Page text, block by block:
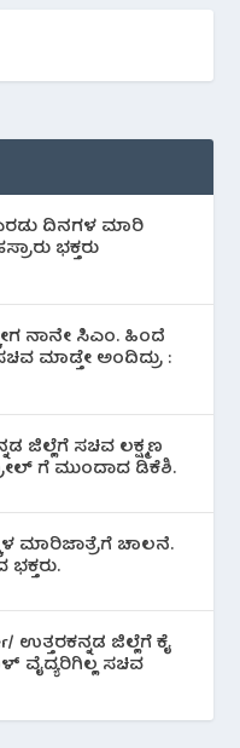
ಎರಡು ದಿನಗಳ ಮಾರಿ
ಭಕ್ತರು
ನಾನೇ ಸಿಎಂ. ಹಿಂದೆ
ಮಾಡ್ತೇ ಅಂದಿದ್ರು :
ಜಿಲ್ಲೆಗೆ ಸಚಿವ ಲಕ್ಷ್ಮಣ
ಗೆ ಮುಂದಾದ ಡಿಕೆಶಿ.
ಮಾರಿಜಾತ್ರೆಗೆ ಚಾಲನೆ.
ಉತ್ತರಕನ್ನಡ ಜಿಲ್ಲೆಗೆ ಕೈ
ವೈದ್ಯರಿಗಿಲ್ಲ ಸಚಿವ